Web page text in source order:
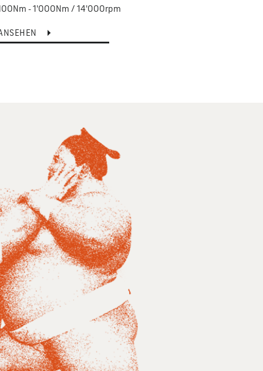
- 1'000Nm / 14'000rpm